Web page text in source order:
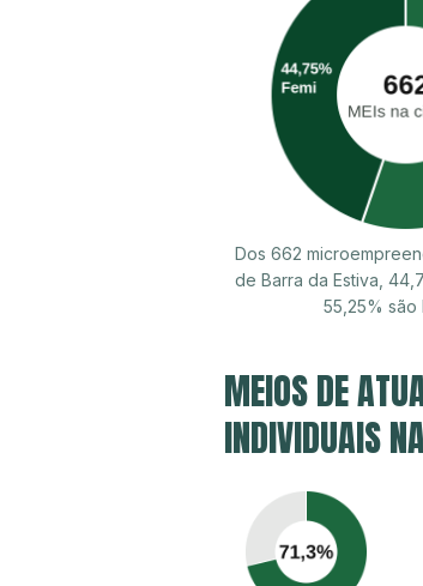
Dos 662
de Barra da Estiva,
55,25% são
MEIOS DE
INDIVIDUAIS